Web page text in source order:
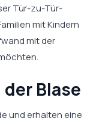
Tür-zu-Tür-
mit Kindern
mit der
Blase
und erhalten eine